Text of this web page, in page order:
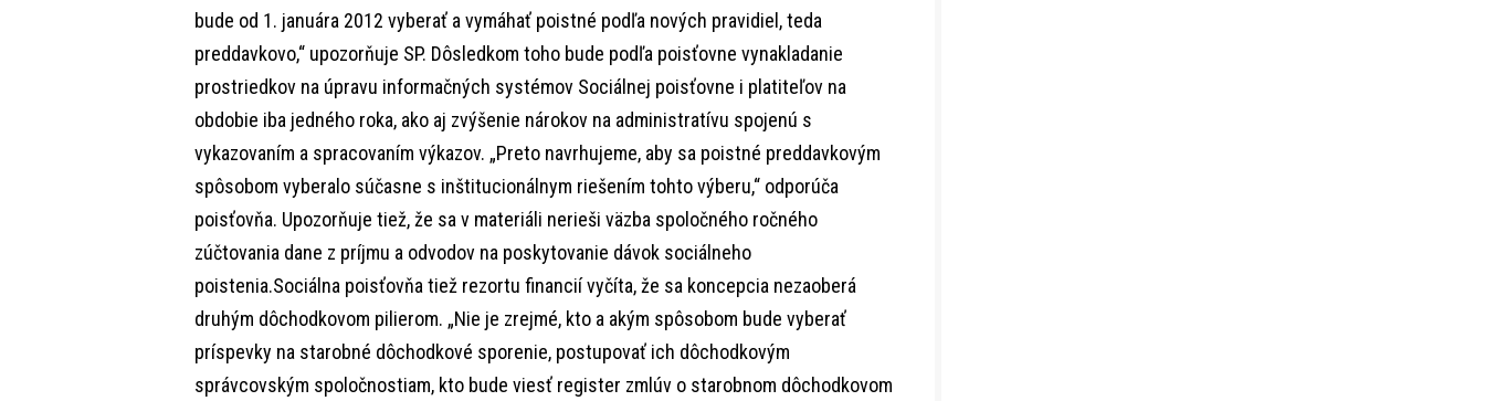
bude od 1. januára 2012 vyberať a vymáhať poistné podľa nových pravidiel, teda
preddavkovo,“ upozorňuje SP. Dôsledkom toho bude podľa poisťovne vynakladanie
prostriedkov na úpravu informačných systémov Sociálnej poisťovne i platiteľov na
obdobie iba jedného roka, ako aj zvýšenie nárokov na administratívu spojenú s
vykazovaním a spracovaním výkazov. „Preto navrhujeme, aby sa poistné preddavkovým
spôsobom vyberalo súčasne s inštitucionálnym riešením tohto výberu,“ odporúča
poisťovňa. Upozorňuje tiež, že sa v materiáli nerieši väzba spoločného ročného
zúčtovania dane z príjmu a odvodov na poskytovanie dávok sociálneho
poistenia.Sociálna poisťovňa tiež rezortu financií vyčíta, že sa koncepcia nezaoberá
druhým dôchodkovom pilierom. „Nie je zrejmé, kto a akým spôsobom bude vyberať
príspevky na starobné dôchodkové sporenie, postupovať ich dôchodkovým
správcovským spoločnostiam, kto bude viesť register zmlúv o starobnom dôchodkovom